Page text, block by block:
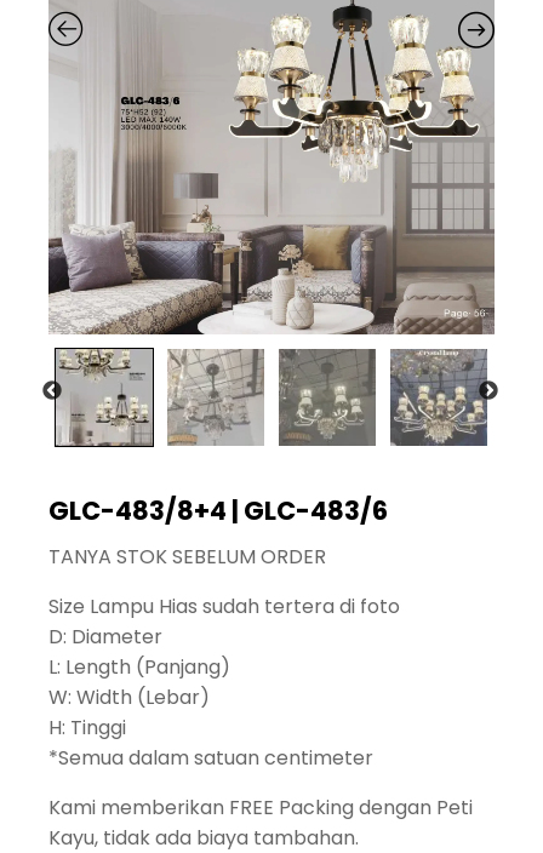
GLC-483/8+4 | GLC-483/6
TANYA STOK SEBELUM ORDER
Size Lampu Hias sudah tertera di foto
D: Diameter
L: Length (Panjang)
W: Width (Lebar)
H: Tinggi
*Semua dalam satuan centimeter
Kami memberikan FREE Packing dengan Peti
Kayu, tidak ada biaya tambahan.